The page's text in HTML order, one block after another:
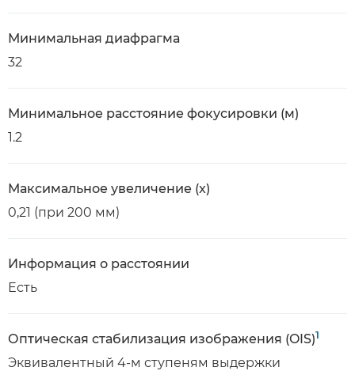
Минимальная диафрагма
32
Минимальное расстояние фокусировки (м)
1.2
Максимальное увеличение (x)
0,21 (при 200 мм)
Информация о расстоянии
Есть
Оптическая стабилизация изображения (OIS)1
Эквивалентный 4-м ступеням выдержки